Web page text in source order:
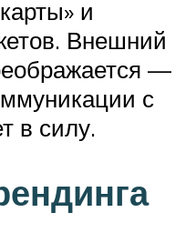
и
Внешний
—
с
в силу.